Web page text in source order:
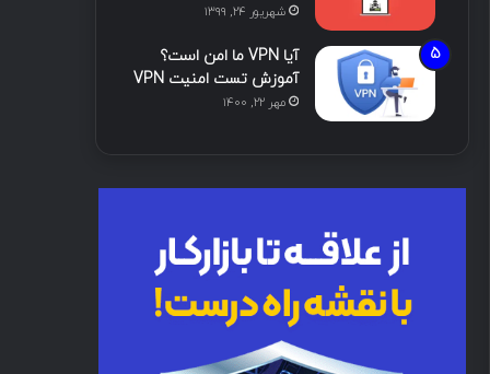
شهریور ۲۴, ۱۳۹۹
آیا VPN ما امن است؟
آموزش تست امنیت VPN
مهر ۲۲, ۱۴۰۰